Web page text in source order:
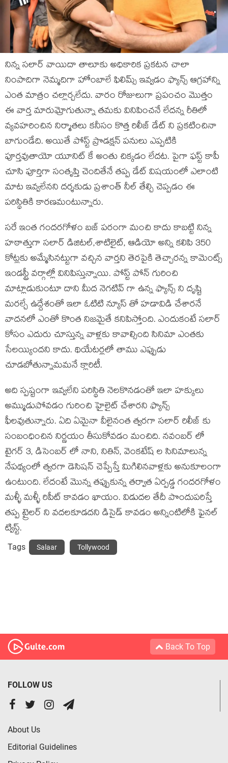
నిన్న సలార్ వాయిదా తాలూకు అధికారిక ప్రకటన చాలా
నింపాదిగా నెమ్మదిగా హోంబాలే ఫిలిమ్స్ ఇవ్వడం ఫ్యాన్స్ ఆగ్రహాన్ని
ఎంత మాత్రం చల్లార్చలేదు. వారం రోజులుగా ప్రపంచం మొత్తం
ఈ వార్త మారుమ్రోగుతున్నా తమకు వినిపించనే లేదన్న రీతిలో
వ్యవహరించిన నిర్మాతలు కనీసం కొత్త రిలీజ్ డేట్ ని ప్రకటించినా
బాగుండేది. అయితే పోస్ట్ ప్రొడక్షన్ పనులు ఎప్పటికి
పూర్తవుతాయో యూనిట్ కే అంతు చిక్కడం లేదట. పైగా ఫస్ట్ కాపీ
చూసి పూర్తిగా సంతృప్తి చెందితేనే తప్ప డేట్ విషయంలో ఎలాంటి
మాట ఇవ్వలేనని దర్శకుడు ప్రశాంత్ నీల్ తేల్చి చెప్పడం ఈ
పరిస్థితికి కారణమంటున్నారు.
సరే ఇంత గందరగోళం బజ్ పరంగా మంచి కాదు కాబట్టి నిన్న
హఠాత్తుగా సలార్ డిజిటల్,శాటిలైట్, ఆడియో అన్ని కలిపి 350
కోట్లకు అమ్మేసినట్టుగా వచ్చిన వార్తని తెరపైకి తెచ్చారన్న కామెంట్స్
ఇండస్ట్రీ వర్గాల్లో వినిపిస్తున్నాయి. పోస్ట్ పోన్ గురించి
మాట్లాడుకుంటూ దాని మీద నెగటివ్ గా ఉన్న ఫ్యాన్స్ ని దృష్టి
మరల్చే ఉద్దేశంతో ఇలా ఓటిటి న్యూస్ తో హడావిడి చేశారనే
వాదనలో ఎంతో కొంత నిజమైతే కనిపిస్తోంది. ఎందుకంటే సలార్
కోసం ఎదురు చూస్తున్న వాళ్లకు కావాల్సింది సినిమా ఎంతకు
సేలయ్యిందని కాదు. థియేటర్లలో తాము ఎప్పుడు
చూడబోతున్నామమనే క్లారిటీ.
అది స్పష్టంగా ఇవ్వలేని పరిస్థితి నెలకొనడంతో ఇలా హక్కులు
అమ్ముడుపోవడం గురించి హైలైట్ చేశారని ఫ్యాన్స్
ఫీలవుతున్నారు. ఏది ఏమైనా వీలైనంత త్వరగా సలార్ రిలీజ్ కు
సంబంధించిన నిర్ణయం తీసుకోవడం మంచిది. నవంబర్ లో
టైగర్ 3, డిసెంబర్ లో నాని, నితిన్, వెంకటేష్ ల సినిమాలున్న
నేపథ్యంలో త్వరగా డెసిషన్ చెప్పేస్తే మిగిలినవాళ్లకు అనుకూలంగా
ఉంటుంది. లేదంటే మొన్న తప్పుకున్న తర్వాత ఏర్పడ్డ గందరగోళం
మళ్ళీ మళ్ళీ రిపీట్ కావడం ఖాయం. విడుదల తేదీ పొందుపరిస్తే
తప్ప ట్రైలర్ ని వదలకూడదని డిసైడ్ కావడం అన్నింటిలోకి ఫైనల్
ట్విస్ట్.
Tags Salaar Tollywood
Back To Top
FOLLOW US
About Us
Editorial Guidelines